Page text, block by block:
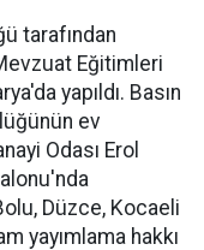
tarafından
Eğitimleri
yapıldı. Basın
ev
Odası Erol
Düzce, Kocaeli
yayımlama hakkı